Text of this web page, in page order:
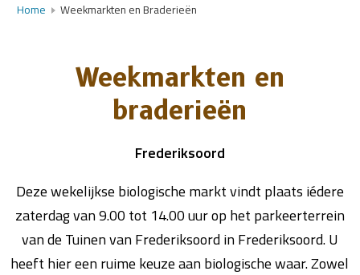
Home Weekmarkten en Braderieën
Weekmarkten en
braderieën
Frederiksoord
Deze wekelijkse biologische markt vindt plaats iédere
zaterdag van 9.00 tot 14.00 uur op het parkeerterrein
van de Tuinen van Frederiksoord in Frederiksoord. U
heeft hier een ruime keuze aan biologische waar. Zowel